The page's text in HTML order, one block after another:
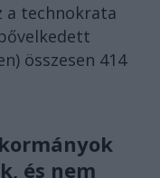
a technokrata
összesen 414
és nem